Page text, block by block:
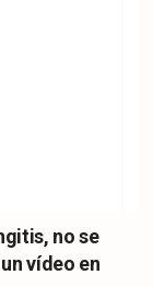
no se
vídeo en